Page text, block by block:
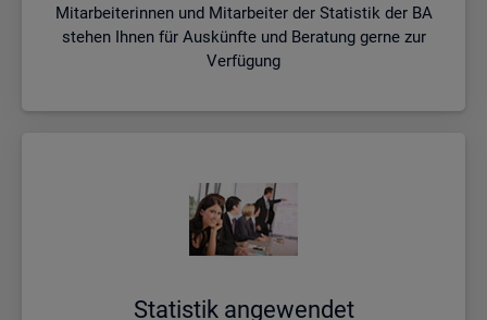
Mitarbeiterinnen und Mitarbeiter der Statistik der BA
stehen Ihnen für Auskünfte und Beratung gerne zur
Verfügung
Sta­tis­tik an­ge­wen­det